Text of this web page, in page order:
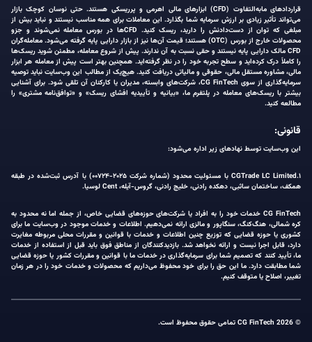
قراردادهای مابه‌التفاوت (CFD) ابزارهای مالی اهرمی و پرریسکی هستند. حتی نوسان کوچک بازار
می‌تواند تأثیر زیادی بر ارزش سرمایه شما بگذارد. این معاملات برای همه مناسب نیستند و نباید بیش از
مبلغی که توان از دست‌دادنش را دارید، ریسک کنید. CFDها در بورس معامله نمی‌شوند و جزو
محصولات خارج از بورس (OTC) هستند؛ قیمت آن‌ها نیز از بازار دارایی پایه گرفته می‌شود. معامله‌گران
CFD مالک دارایی پایه نیستند و حقی نسبت به آن ندارند. پیش از شروع معامله، مطمئن شوید ریسک‌ها
را کاملاً درک کرده‌اید و سطح تجربه خود را در نظر گرفته‌اید. همچنین بهتر است پیش از معامله هر ابزار
مالی، مشاوره مستقل مالی، حقوقی و مالیاتی دریافت کنید. هیچ‌یک از مطالب این وب‌سایت نباید توصیه
سرمایه‌گذاری از سوی CG FinTech، شرکت‌های وابسته، مدیران یا کارکنان آن تلقی شود. برای آشنایی
بیشتر با ریسک‌های معامله در پلتفرم ما، «بیانیه و تأییدیه افشای ریسک» و «توافق‌نامه مشتری» را
مطالعه کنید.
قانونی:
این وب‌سایت توسط نهادهای زیر اداره می‌شود:
۱.CGTrade LC Limited با مسئولیت محدود (شماره شرکت ۲۰۲۵-۰۰۷۲۴) با آدرس ثبت‌شده در طبقه
همکف، ساختمان ساثبی، دهکده رادنی، خلیج رادنی، گروس-آیله، Cent لوسیا.
CG FinTech خدمات خود را به افراد یا شرکت‌های حوزه‌های قضایی خاص، از جمله اما نه محدود به
کره شمالی، هنگ‌کنگ، سنگاپور و مالزی ارائه نمی‌دهیم. اطلاعات و خدمات موجود در وب‌سایت ما برای
کشوری یا حوزه قضایی که توزیع چنین اطلاعات و خدمات با قوانین و مقررات محلی مربوطه مغایرت
دارد، قابل اجرا نیست و ارائه نخواهد شد. بازدیدکنندگان از مناطق فوق باید قبل از استفاده از خدمات
ما، تأیید کنند که تصمیم شما برای سرمایه‌گذاری در خدمات ما با قوانین و مقررات کشور یا حوزه قضایی
شما مطابقت دارد. ما این حق را برای خود محفوظ می‌داریم که محصولات و خدمات خود را در هر زمان
تغییر، اصلاح یا متوقف کنیم.
© 2026 CG FinTech تمامی حقوق محفوظ است.